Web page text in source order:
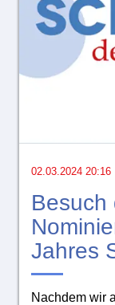
02.03.2024 20:16
Besuch
Jahres
Nachdem wir